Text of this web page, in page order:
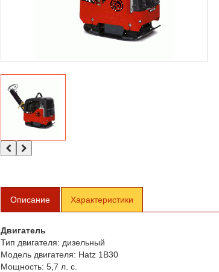
Описание Характеристики
Двигатель
Тип двигателя: дизельный
Модель двигателя: Hatz 1B30
Мощность: 5,7 л. с.